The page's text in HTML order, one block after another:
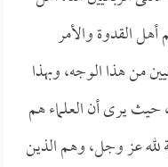
أهل القدوة والأمر
من هذا الوجه، وبهذا
حيث يرى أن العلماء هم
لله عز وجل، وهم الذين